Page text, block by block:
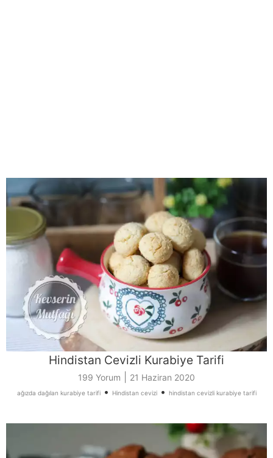
Hindistan Cevizli Kurabiye Tarifi
199 Yorum 21 Haziran 2020
ağızda dağılan kurabiye tarifi• Hindistan cevizi• hindistan cevizli kurabiye tarifi